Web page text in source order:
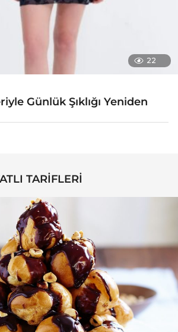
22
Günlük Şıklığı Yeniden
TARIFLERI